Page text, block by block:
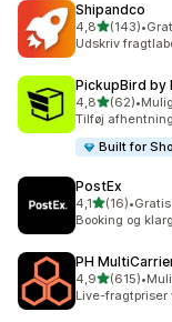
Shipandco
4,8ud af 5
(143)
143 •
Udskriv
PickupBird by
4,8ud af 5
(62)
62 anmeldelser
•
Tilføj
Built for
PostEx
4,1ud af 5
(16)
16 anmeldelser
•
Booking og
PH
4,9ud af 5
(615)
615 •
Live-fragtpriser